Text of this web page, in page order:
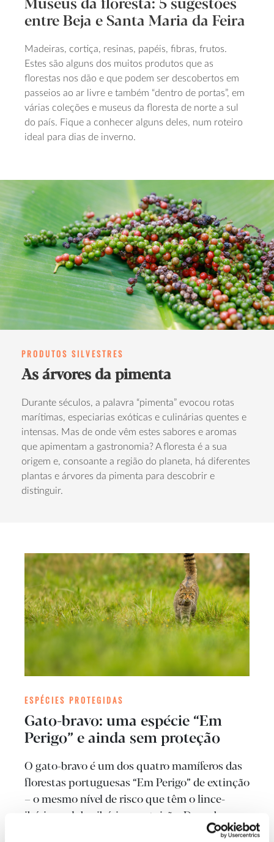
Museus da floresta: 5 sugestões
entre Beja e Santa Maria da Feira
Madeiras, cortiça, resinas, papéis, fibras, frutos.
Estes são alguns dos muitos produtos que as
florestas nos dão e que podem ser descobertos em
passeios ao ar livre e também “dentro de portas”, em
várias coleções e museus da floresta de norte a sul
do país. Fique a conhecer alguns deles, num roteiro
ideal para dias de inverno.
PRODUTOS SILVESTRES
As árvores da pimenta
Durante séculos, a palavra “pimenta” evocou rotas
marítimas, especiarias exóticas e culinárias quentes e
intensas. Mas de onde vêm estes sabores e aromas
que apimentam a gastronomia? A floresta é a sua
origem e, consoante a região do planeta, há diferentes
plantas e árvores da pimenta para descobrir e
distinguir.
ESPÉCIES PROTEGIDAS
Gato-bravo: uma espécie “Em
Perigo” e ainda sem proteção
O gato-bravo é um dos quatro mamíferos das
florestas portuguesas “Em Perigo” de extinção
– o mesmo nível de risco que têm o lince-
ibérico, o lobo-ibérico e o toirão. Descubra o
que importa saber sobre este felino silvestre,